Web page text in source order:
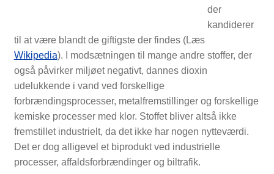
der
kandiderer
til at være blandt de giftigste der findes (Læs
Wikipedia). I modsætningen til mange andre stoffer, der
også påvirker miljøet negativt, dannes dioxin
udelukkende i vand ved forskellige
forbrændingsprocesser, metalfremstillinger og forskellige
kemiske processer med klor. Stoffet bliver altså ikke
fremstillet industrielt, da det ikke har nogen nytteværdi.
Det er dog alligevel et biprodukt ved industrielle
processer, affaldsforbrændinger og biltrafik.